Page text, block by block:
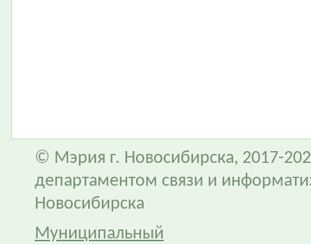
© Мэрия г. Новосибирска, 2017-
департаментом связи и
Новосибирска
Муниципальный